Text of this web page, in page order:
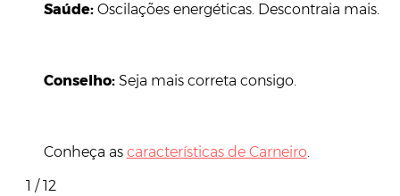
Saúde: Oscilações energéticas. Descontraia mais.
Conselho:Seja mais correta consigo.
Conheça as características de Carneiro.
1 / 12